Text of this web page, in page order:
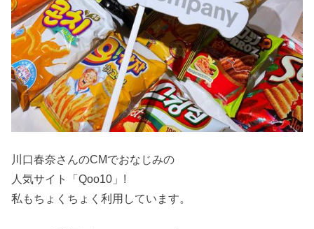
川口春奈さんのCMでおなじみの
人気サイト「Qoo10」!
私もちょくちょく利用しています。